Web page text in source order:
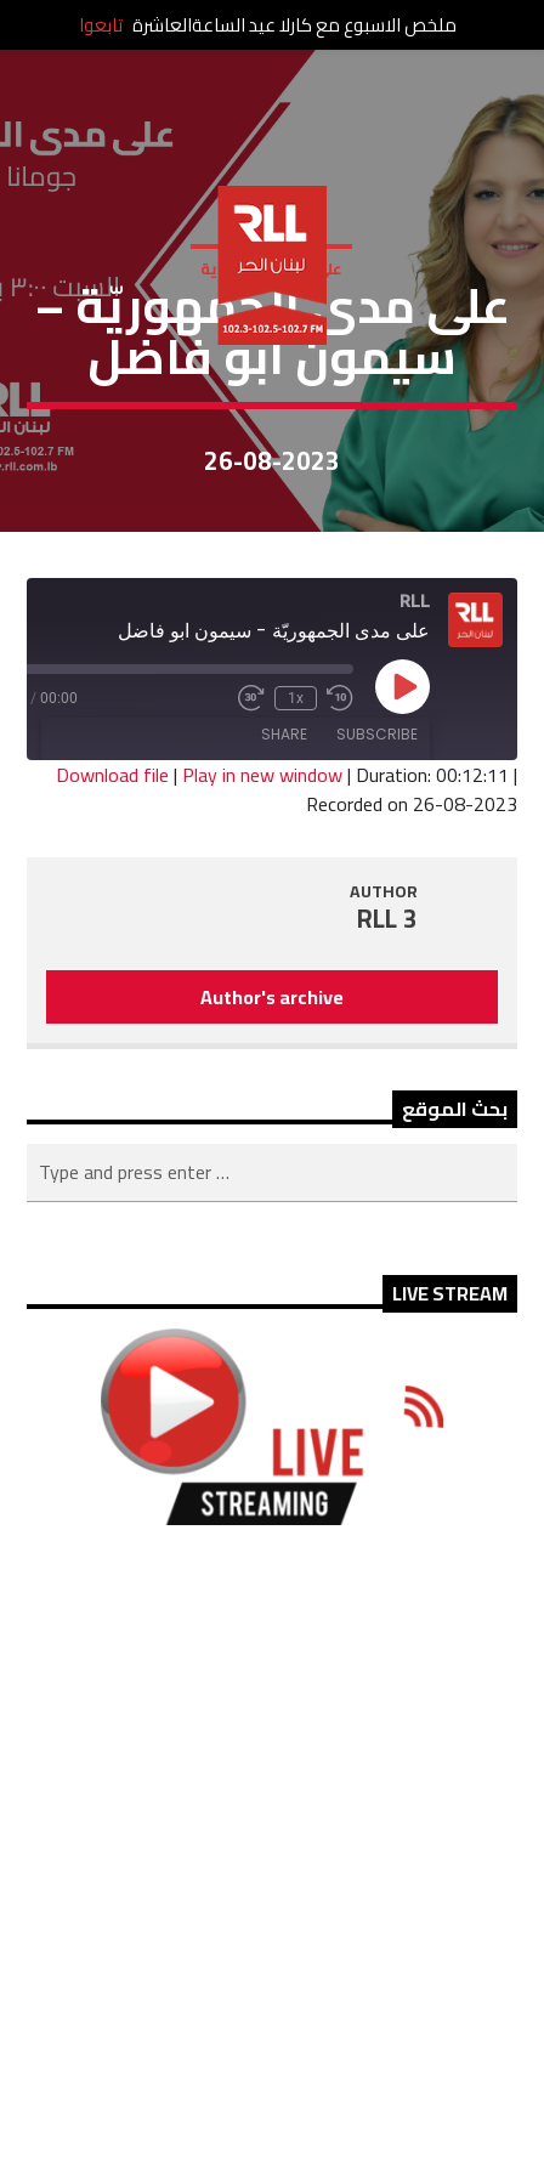
على مدى الجمهورية
على مدى الجمهوريّة –
سيمون ابو فاضل
26-08-2023
RLL
على مدى الجمهوريّة - سيمون ابو فاضل
Play
Episode
Rewind
10
Seconds
1x
Fast
seconds
00:00
/
SUBSCRIBE
SHARE
SHARE
Download file| Play in new window| Duration: 00:12:11 |
Recorded on 26-08-2023
AUTHOR
RLL 3
Author's archive
بحث الموقع
LIVE STREAM
ملخص الاسبوع مع كارلا عيد الساعةالعاشرة تابعوا